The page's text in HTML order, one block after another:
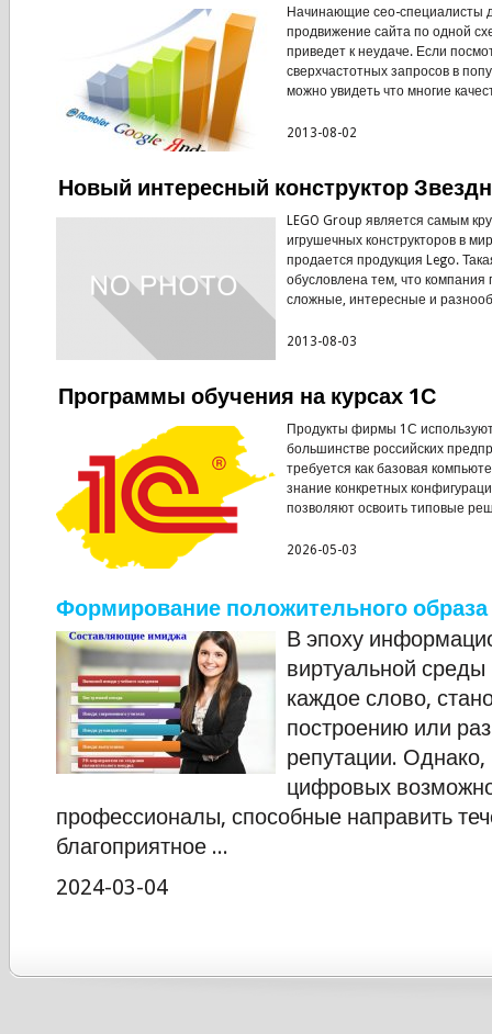
Начинающие сео-специалисты
продвижение сайта по одной
приведет к неудаче. Если
сверхчастотных запросов в
можно увидеть что многие
2013-08-02
Новый интересный конструктор
LEGO Group является самым
игрушечных конструкторов в
продается продукция Lego.
обусловлена тем, что компания
сложные, интересные и
2013-08-03
Программы обучения на курсах 1С
Продукты фирмы 1С
большинстве российских
требуется как базовая
знание конкретных
позволяют освоить типовые
2026-05-03
Формирование положительного образа
В эпоху
виртуальной
каждое слово,
построению или
репутации.
цифровых
профессионалы, способные направить
благоприятное ...
2024-03-04